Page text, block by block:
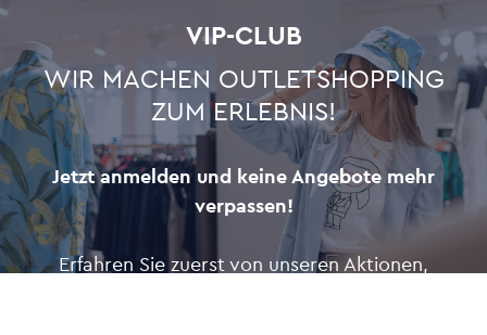
VIP-CLUB
WIR MACHEN OUTLETSHOPPING
ZUM ERLEBNIS!
Jetzt anmelden und keine Angebote mehr
verpassen!
Erfahren Sie zuerst von unseren Aktionen,